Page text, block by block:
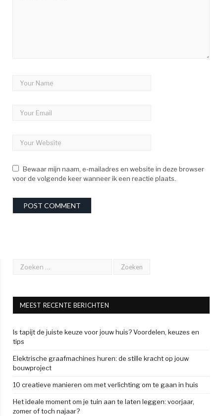
Bewaar mijn naam, e-mailadres en website in deze browser
voor de volgende keer wanneer ik een reactie plaats.
MEEST RECENTE BERICHTEN
Is tapijt de juiste keuze voor jouw huis? Voordelen, keuzes en
tips
Elektrische graafmachines huren: de stille kracht op jouw
bouwproject
10 creatieve manieren om met verlichting om te gaan in huis
Het ideale moment om je tuin aan te laten leggen: voorjaar,
zomer of toch najaar?